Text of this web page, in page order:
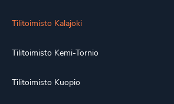
Tilitoimisto Kalajoki
Tilitoimisto Kemi-Tornio
Tilitoimisto Kuopio